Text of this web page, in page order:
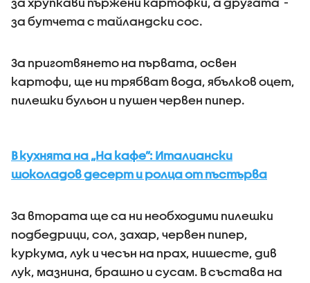
за бутчета с тайландски сос.
За приготвянето на първата, освен
картофи, ще ни трябват вода, ябълков оцет,
пилешки бульон и пушен червен пипер.
В кухнята на „На кафе”: Италиански
шоколадов десерт и ролца от пъстърва
За втората ще са ни необходими пилешки
подбедрици, сол, захар, червен пипер,
куркума, лук и чесън на прах, нишесте, див
лук, мазнина, брашно и сусам. В състава на